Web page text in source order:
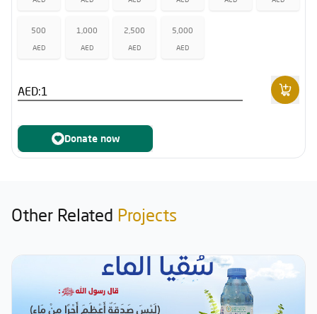
500
AED
1,000
AED
2,500
AED
5,000
AED
AED:
Donate now
Other Related Projects